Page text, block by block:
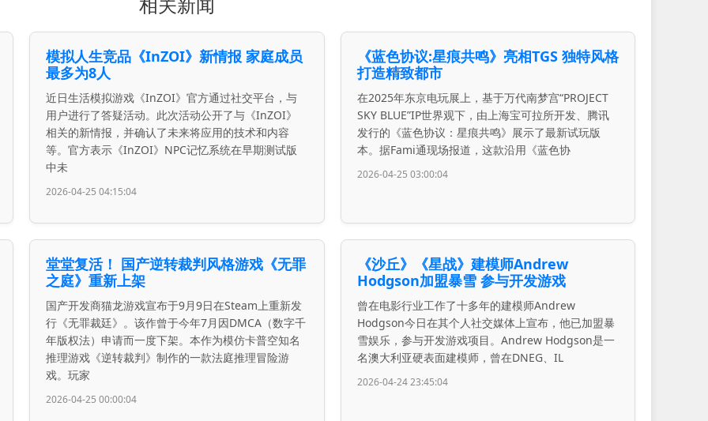
模拟人生竞品《InZOI》新情报 家庭成员
最多为8人
近日生活模拟游戏《InZOI》官方通过社交平台，与
用户进行了答疑活动。此次活动公开了与《InZOI》
相关的新情报，并确认了未来将应用的技术和内容
等。官方表示《InZOI》NPC记忆系统在早期测试版
中未
2026-04-25 04:15:04
《蓝色协议:星痕共鸣》亮相TGS 独特风格
打造精致都市
在2025年东京电玩展上，基于万代南梦宫“PROJECT
SKY BLUE”IP世界观下，由上海宝可拉所开发、腾讯
发行的《蓝色协议：星痕共鸣》展示了最新试玩版
本。据Fami通现场报道，这款沿用《蓝色协
2026-04-25 03:00:04
堂堂复活！ 国产逆转裁判风格游戏《无罪
之庭》重新上架
国产开发商猫龙游戏宣布于9月9日在Steam上重新发
行《无罪裁廷》。该作曾于今年7月因DMCA（数字千
年版权法）申请而一度下架。本作为模仿卡普空知名
推理游戏《逆转裁判》制作的一款法庭推理冒险游
戏。玩家
2026-04-25 00:00:04
《沙丘》《星战》建模师Andrew
Hodgson加盟暴雪 参与开发游戏
曾在电影行业工作了十多年的建模师Andrew
Hodgson今日在其个人社交媒体上宣布，他已加盟暴
雪娱乐，参与开发游戏项目。Andrew Hodgson是一
名澳大利亚硬表面建模师，曾在DNEG、IL
2026-04-24 23:45:04